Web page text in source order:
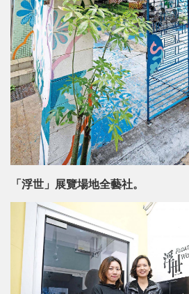
「浮世」展覽場地全藝社。